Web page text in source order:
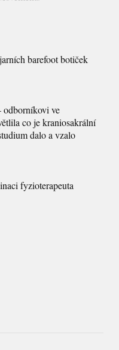
barefoot botiček
odborníkovi ve
co je kraniosakrální
dalo a vzalo
fyzioterapeuta